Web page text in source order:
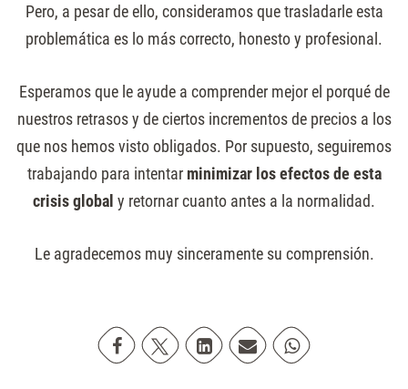
Pero, a pesar de ello, consideramos que trasladarle esta
problemática es lo más correcto, honesto y profesional.
Esperamos que le ayude a comprender mejor el porqué de
nuestros retrasos y de ciertos incrementos de precios a los
que nos hemos visto obligados. Por supuesto, seguiremos
trabajando para intentar minimizar los efectos de esta
crisisglobal y retornar cuanto antes a la normalidad.
Le agradecemos muy sinceramente su comprensión.
Compartir en Facebook
Compartir en Twitter
Compartir en Linkedin
Compartir poremail
Compartir en